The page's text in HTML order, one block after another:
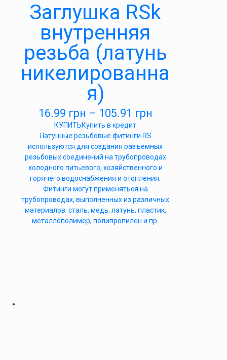
Заглушка RSk
внутренняя
резьба (латунь
никелированна
я)
16.99 грн – 105.91 грн
КУПИТЬКупить в кредит
Латунные резьбовые фитинги RS
используются для создания разъемных
резьбовых соединений на трубопроводах
холодного питьевого, хозяйственного и
горячего водоснабжения и отопления.
Фитинги могут применяться на
трубопроводах, выполненных из различных
материалов: сталь, медь, латунь, пластик,
металлополимер, полипропилен и пр.